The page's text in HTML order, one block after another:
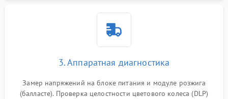
3. Аппаратная диагностика
Замер напряжений на блоке питания и модуле розжига
(балласте). Проверка целостности цветового колеса (DLP)